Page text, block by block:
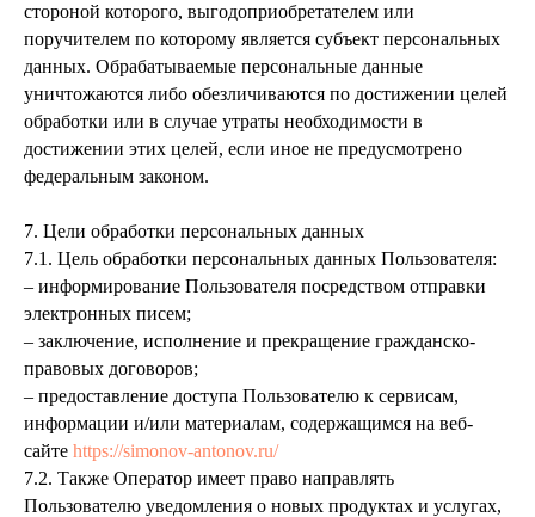
стороной которого, выгодоприобретателем или
поручителем по которому является субъект персональных
данных. Обрабатываемые персональные данные
уничтожаются либо обезличиваются по достижении целей
обработки или в случае утраты необходимости в
достижении этих целей, если иное не предусмотрено
федеральным законом.
7. Цели обработки персональных данных
7.1. Цель обработки персональных данных Пользователя:
– информирование Пользователя посредством отправки
электронных писем;
– заключение, исполнение и прекращение гражданско-
правовых договоров;
– предоставление доступа Пользователю к сервисам,
информации и/или материалам, содержащимся на веб-
сайте https://simonov-antonov.ru/
7.2. Также Оператор имеет право направлять
Пользователю уведомления о новых продуктах и услугах,